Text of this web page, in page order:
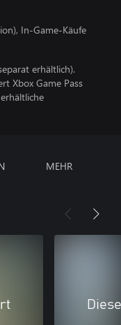
In-Game-Käufe
erhältlich).
Xbox Game Pass
MEHR